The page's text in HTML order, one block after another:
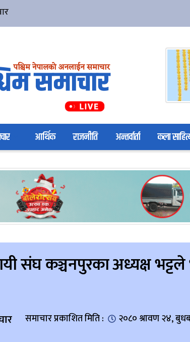
आर्थिक राजनीति अन्तर्वार्ता कला
संघ कञ्चनपुरका अध्यक्ष
समाचार प्रकाशित मिति : २०८० श्रावण २४,